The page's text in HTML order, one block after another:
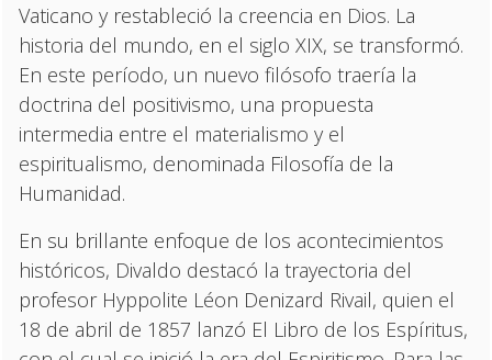
Vaticano y restableció la creencia en Dios. La
historia del mundo, en el siglo XIX, se transformó.
En este período, un nuevo filósofo traería la
doctrina del positivismo, una propuesta
intermedia entre el materialismo y el
espiritualismo, denominada Filosofía de la
Humanidad.
En su brillante enfoque de los acontecimientos
históricos, Divaldo destacó la trayectoria del
profesor Hyppolite Léon Denizard Rivail, quien el
18 de abril de 1857 lanzó El Libro de los Espíritus,